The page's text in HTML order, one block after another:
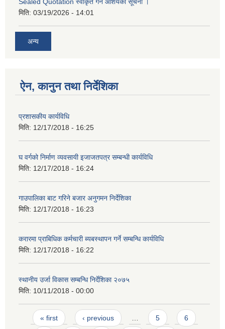
Sealed Quotation स्वीकृत गर्ने आशयको सूचना ।
मिति: 03/19/2026 - 14:01
अन्य
ऐन, कानुन तथा निर्देशिका
प्रशासकीय कार्यविधि
मिति: 12/17/2018 - 16:25
घ वर्गको निर्माण व्यवसायी इजाजतपत्र सम्बन्धी कार्यविधि
मिति: 12/17/2018 - 16:24
गाउपालिका बाट गरिने बजार अनुगमन निर्देशिका
मिति: 12/17/2018 - 16:23
करारमा प्राबिधिक कर्मचारी ब्यबस्थापन गर्ने सम्बन्धि कार्यविधि
मिति: 12/17/2018 - 16:22
स्थानीय उर्जा विकास सम्बन्धि निर्देशिका २०७५
मिति: 10/11/2018 - 00:00
Pages
« first ‹ previous … 5 6